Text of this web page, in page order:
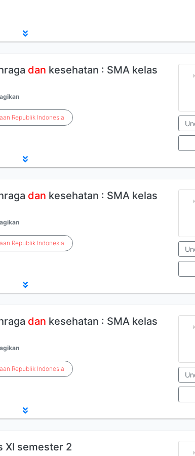
dan kesehatan : SMA kelas
Republik Indonesia
dan kesehatan : SMA kelas
Republik Indonesia
dan kesehatan : SMA kelas
Republik Indonesia
XI semester 2